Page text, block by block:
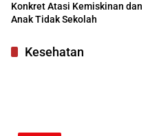
Konkret Atasi Kemiskinan dan
Anak Tidak Sekolah
Kesehatan